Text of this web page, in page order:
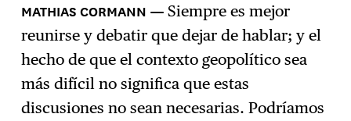
Siempre es mejor
reunirse y debatir que dejar de hablar; y el
hecho de que el contexto geopolítico sea
más difícil no significa que estas
discusiones no sean necesarias. Podríamos